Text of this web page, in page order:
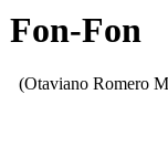
Fon-Fon
(Otaviano Romero